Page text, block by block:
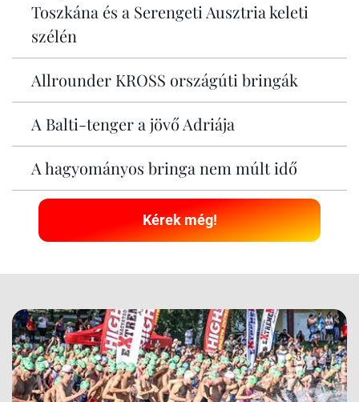
Toszkána és a Serengeti Ausztria keleti
szélén
Allrounder KROSS országúti bringák
A Balti-tenger a jövő Adriája
A hagyományos bringa nem múlt idő
Kérek még!